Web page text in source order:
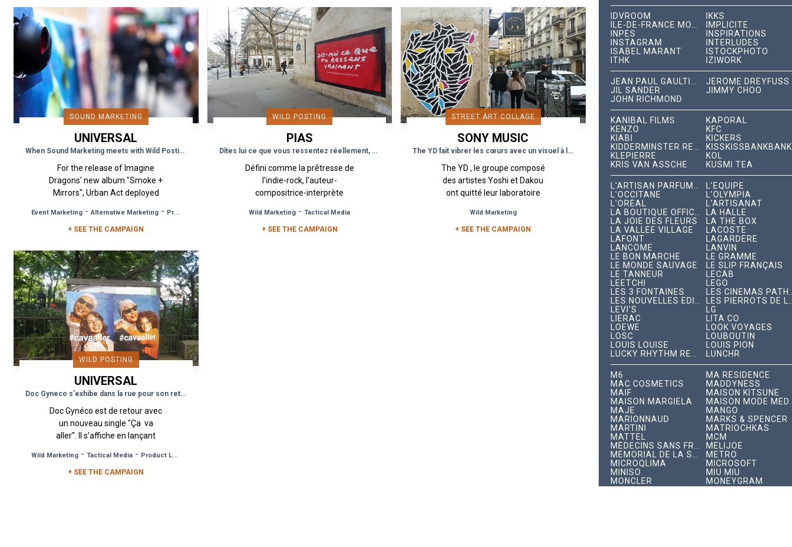
SOUND MARKETING
UNIVERSAL
MUSIC GROUP
When Sound Marketing meets with Wild Posting!
For the release of Imagine
Dragons' new album "Smoke +
Mirrors", Urban Act deployed
campaign in the streets Paris
that combined visual...
Event Marketing - Alternative Marketing - Product Launch
+ SEE THE CAMPAIGN
WILD POSTING
PIAS
RECORDINGS
Dîtes lui ce que vous ressentez réellement, elle vous écoute
Défini comme la prêtresse de
l'indie-rock, l'auteur-
compositrice-interprète
sort son deuxième album
baptisé "Tell Ho How You
Wild Marketing -Tactical Media
+ SEE THE CAMPAIGN
STREET ART COLLAGE
SONY MUSIC
The YD fait vibrer les cœurs avec un visuel à l'image du groupe pop-électro !
The YD , le groupe composé
des artistes Yoshi et Dakou
ont quitté leur laboratoire
découvrir la pochette de leur
premier projet "Earth...
Wild Marketing
+ SEE THE CAMPAIGN
WILD POSTING
UNIVERSAL
MUSIC GROUP
Doc Gyneco s'exhibe dans la rue pour son retour
Doc Gynéco est de retour avec
un nouveau single "Ça va
aller". Il s’affiche en lançant
Sauvage en 3 vagues. Des
affiches reprenant...
Wild Marketing - Tactical Media - Product Launch
+ SEE THE CAMPAIGN
IDVROOM
IKKS
IMPLICITE
INPES
INSPIRATIONS
INSTAGRAM
INTERLUDES
ISABEL MARANT
ISTOCKPHOTO
ITHK
IZIWORK
JÉRÔME DREYFUSS
JIL SANDER
JIMMY CHOO
JOHN RICHMOND
KANIBAL FILMS
KAPORAL
KENZO
KFC
KIABI
KICKERS
KISSKISSBANKBANK
KLEPIERRE
KOL
KRIS VAN ASSCHE
KUSMI TEA
L'ÉQUIPE
L'OCCITANE
L'OLYMPIA
L'ORÉAL
L’ARTISANAT
LA HALLE
LA JOIE DES FLEURS
LA THÉ BOX
LA VALLÉE VILLAGE
LACOSTE
LAFONT
LAGARDÈRE
LANCÔME
LANVIN
LE BON MARCHÉ
LE GRAMME
LE MONDE SAUVAGE
LE SLIP FRANÇAIS
LE TANNEUR
LECAB
LEETCHI
LEGO
LES 3 FONTAINES
LEVI'S
LG
LIERAC
LITA CO
LOEWE
LOOK VOYAGES
LOSC
LOUBOUTIN
LOUIS LOUISE
LOUIS PION
LUNCHR
M6
MA RÉSIDENCE
MAC COSMETICS
MADDYNESS
MAIF
MAISON KITSUNÉ
MAISON MARGIELA
MAJE
MANGO
MARIONNAUD
MARKS & SPENCER
MARTINI
MATRIOCHKAS
MATTEL
MCM
MELIJOE
METRO
MICROQLIMA
MICROSOFT
MINISO
MIU MIU
MONCLER
MONEYGRAM